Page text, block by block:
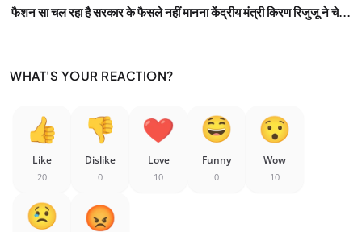
फैशन सा चल रहा है सरकार के फैसले नहीं मानना केंद्रीय मंत्री किरण रिजुजू ने चे...
WHAT'S YOUR REACTION?
Like
20
Dislike
0
Love
10
Funny
0
Wow
10